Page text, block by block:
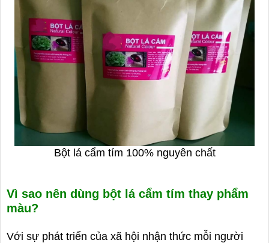
Bột lá cẩm tím 100% nguyên chất
Vì sao nên dùng bột lá cẩm tím thay phẩm
màu?
Với sự phát triển của xã hội nhận thức mỗi người